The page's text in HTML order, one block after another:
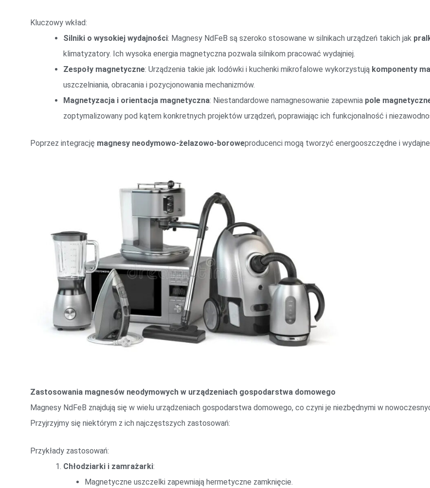
Kluczowy wkład:
Silniki o wysokiej wydajności: Magnesy NdFeB są szeroko stosowane w silnikach urządzeń takich jak
klimatyzatory. Ich wysoka energia magnetyczna pozwala silnikom pracować wydajniej.
Zespoły magnetyczne: Urządzenia takie jak lodówki i kuchenki mikrofalowe wykorzystują komponenty
uszczelniania, obracania i pozycjonowania mechanizmów.
Magnetyzacja i orientacja magnetyczna: Niestandardowe namagnesowanie zapewnia pole
zoptymalizowany pod kątem konkretnych projektów urządzeń, poprawiając ich funkcjonalność i
Poprzez integrację magnesy neodymowo-żelazowo-boroweproducenci mogą tworzyć energooszczędne i wydajne
Zastosowania magnesów neodymowych w urządzeniach gospodarstwa domowego
Magnesy NdFeB znajdują się w wielu urządzeniach gospodarstwa domowego, co czyni je niezbędnymi w
Przyjrzyjmy się niektórym z ich najczęstszych zastosowań:
Przykłady zastosowań:
Chłodziarki i zamrażarki:
Magnetyczne uszczelki zapewniają hermetyczne zamknięcie.